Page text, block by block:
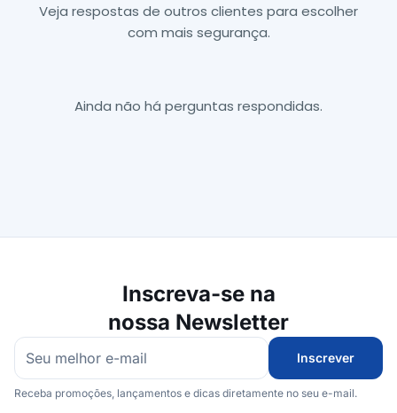
Veja respostas de outros clientes para escolher
com mais segurança.
Ainda não há perguntas respondidas.
Inscreva-se na
nossa Newsletter
Inscrever
Receba promoções, lançamentos e dicas diretamente no seu e-mail.